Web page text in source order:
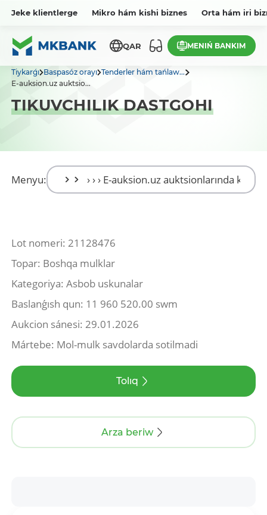
Jeke klientlerge Mikro hám kishi biznes Orta hám iri
QAR MENIŃ BANKIM
Tiykarǵı Baspasóz orayı Tenderler hám tańlaw...
E-auksion.uz auktsio...
TIKUVCHILIK DASTGOHI
Menyu:
Lot nomeri: 21128476
Topar: Boshqa mulklar
Kategoriya: Asbob uskunalar
Baslanǵısh qun: 11 960 520.00 swm
Aukcion sánesi: 29.01.2026
Mártebe: Mol-mulk savdolarda sotilmadi
Tolıq
Arza beriw